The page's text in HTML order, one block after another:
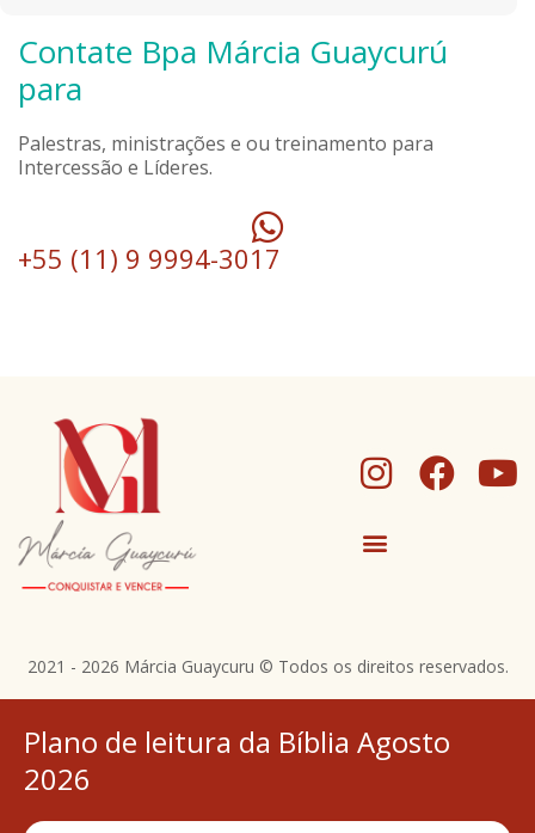
Contate Bpa Márcia Guaycurú
para
Palestras, ministrações e ou treinamento para
Intercessão e Líderes.
+55 (11) 9 9994-3017
I
n
s
r
a
m
F
a
o
k
Y
o
e
2021 - 2026 Márcia Guaycuru © Todos os direitos reservados.
Plano de leitura da Bíblia Agosto
2026